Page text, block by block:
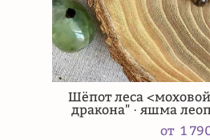
Шёпот леса
дракона" · яшма
от 1